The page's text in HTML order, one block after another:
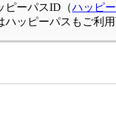
ピーパスID（ハッピ
ハッピーパスもご利